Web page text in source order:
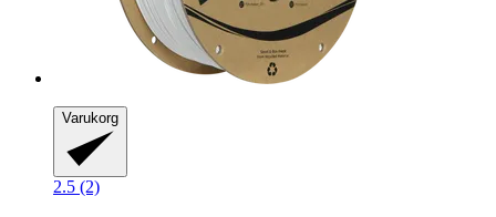
Varukorg
2.5 (2)